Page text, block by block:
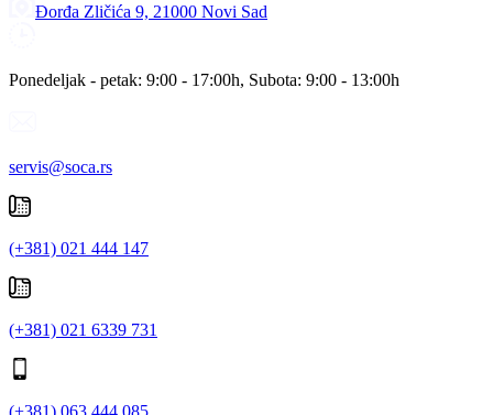
Đorđa Zličića 9, 21000 Novi Sad
Ponedeljak - petak: 9:00 - 17:00h, Subota: 9:00 - 13:00h
servis@soca.rs
(+381) 021 444 147
(+381) 021 6339 731
(+381) 063 444 085